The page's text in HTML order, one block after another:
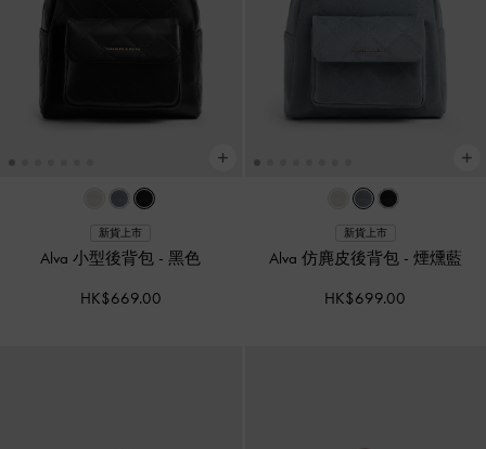
新貨上市
Alva 小型後背包 -黑色
HK$669.00
新貨上市
Alva 仿麂皮後背包 - 煙燻藍
HK$699.00